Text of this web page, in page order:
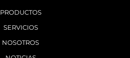
PRODUCTOS
SERVICIOS
NOSOTROS